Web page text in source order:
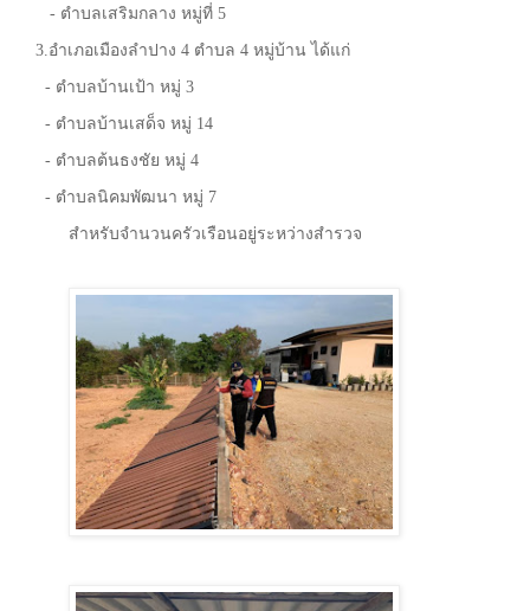
- ตำบลเสริมกลาง หมู่ที่ 5
3. อำเภอเมืองลำปาง 4 ตำบล 4 หมู่บ้าน ได้แก่
- ตำบลบ้านเป้า หมู่ 3
- ตำบลบ้านเสด็จ หมู่ 14
- ตำบลต้นธงชัย หมู่ 4
- ตำบลนิคมพัฒนา หมู่ 7
สำหรับจำนวนครัวเรือนอยู่ระหว่างสำรวจ